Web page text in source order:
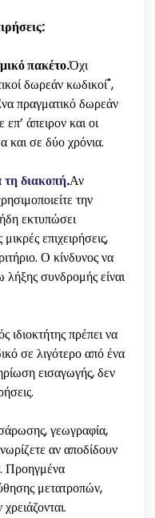
πακέτο.Όχι
δωρεάν κωδικοί",
πραγματικό δωρεάν
άπειρον και οι
και σε δύο χρόνια.
τη διακοπή.Αν
την
εκτυπώσει
επιχειρήσεις,
Ο κίνδυνος να
συνδρομής είναι
ιδιοκτήτης πρέπει να
σε λιγότερο από ένα
εισαγωγής, δεν
γεωγραφία,
αν αποδίδουν
Προηγμένα
μετατροπών,